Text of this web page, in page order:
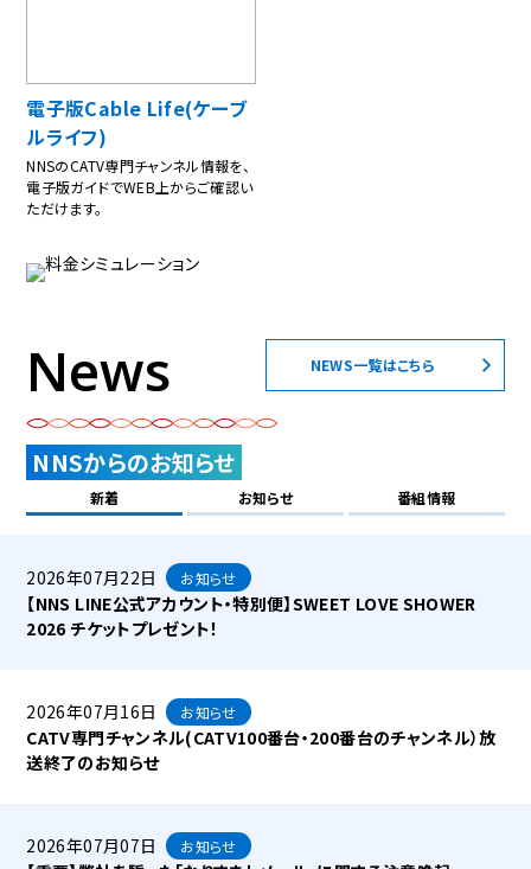
電子版Cable Life(ケーブ
ルライフ)
NNSのCATV専門チャンネル情報を、
電子版ガイドでWEB上からご確認い
ただけます。
News NEWS一覧はこちら
NNSからのお知らせ
新着 お知らせ 番組情報
2026年07月22日 お知らせ
【NNS LINE公式アカウント・特別便】SWEET LOVE SHOWER
2026 チケットプレゼント！
2026年07月16日 お知らせ
CATV専門チャンネル(CATV100番台・200番台のチャンネル）放
送終了のお知らせ
2026年07月07日 お知らせ